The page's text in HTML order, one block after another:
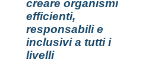
creare organismi
efficienti,
responsabili e
inclusivi a tutti i
livelli